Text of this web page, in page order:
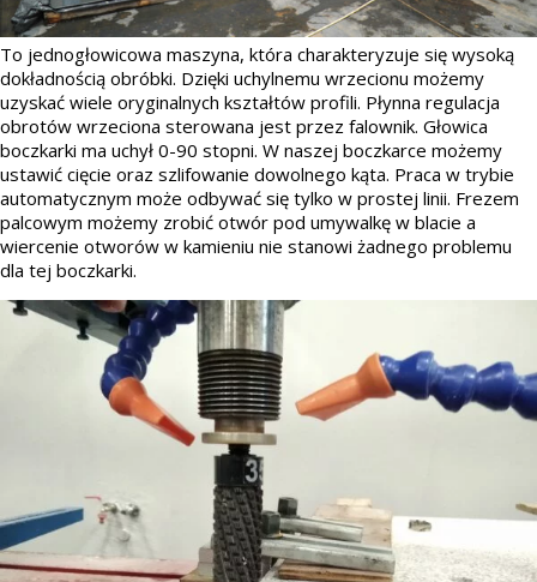
To jednogłowicowa maszyna, która charakteryzuje się wysoką
dokładnością obróbki. Dzięki uchylnemu wrzecionu możemy
uzyskać wiele oryginalnych kształtów profili. Płynna regulacja
obrotów wrzeciona sterowana jest przez falownik. Głowica
boczkarki ma uchył 0-90 stopni. W naszej boczkarce możemy
ustawić cięcie oraz szlifowanie dowolnego kąta. Praca w trybie
automatycznym może odbywać się tylko w prostej linii. Frezem
palcowym możemy zrobić otwór pod umywalkę w blacie a
wiercenie otworów w kamieniu nie stanowi żadnego problemu
dla tej boczkarki.